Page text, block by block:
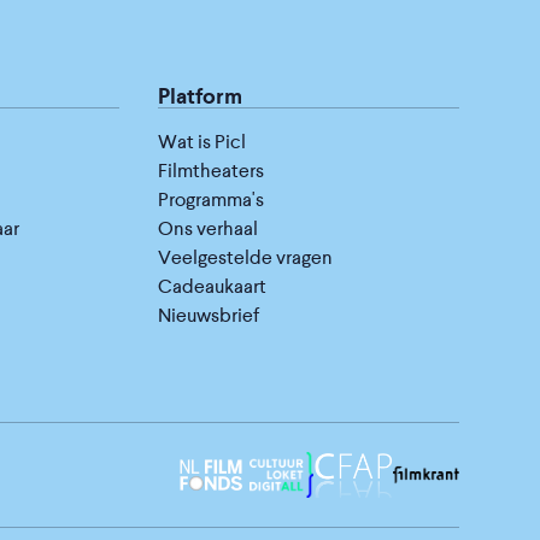
Platform
Wat is Picl
Filmtheaters
Programma's
Ons verhaal
Veelgestelde vragen
Cadeaukaart
Nieuwsbrief